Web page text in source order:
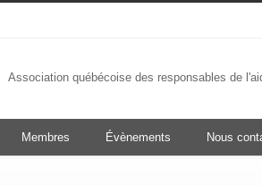
Association québécoise des responsables de
Membres Évènements Nous